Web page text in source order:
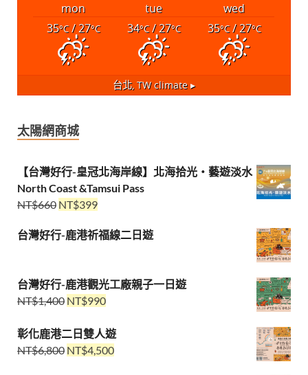
mon tue
wed
35°C/ 27°C 34°C/ 27°C 35°C/ 27°C
台北, TWclimate ▸
太陽網商城
【台灣好行-皇冠北海岸線】北海拾光・藝遊淡水
North Coast &Tamsui Pass
NT$660 NT$399
台灣好行-鹿港祈福線二日遊
台灣好行-鹿港觀光工廠親子一日遊
NT$1,400 NT$990
彰化鹿港二日雙人遊
NT$6,800 NT$4,500